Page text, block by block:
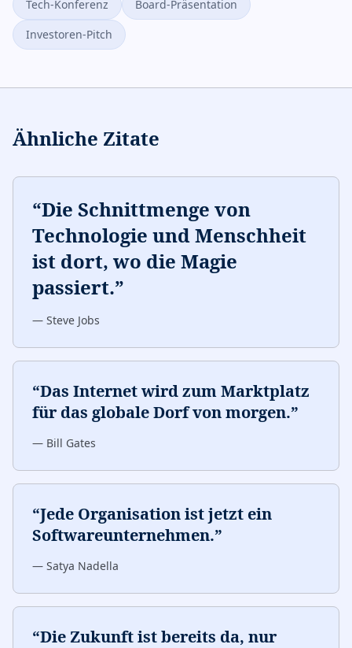
Tech-Konferenz
Board-Präsentation
Investoren-Pitch
Ähnliche Zitate
“Die Schnittmenge von
Technologie und Menschheit
ist dort, wo die Magie
passiert.”
— Steve Jobs
“Das Internet wird zum Marktplatz
für das globale Dorf von morgen.”
— Bill Gates
“Jede Organisation ist jetzt ein
Softwareunternehmen.”
— Satya Nadella
“Die Zukunft ist bereits da, nur